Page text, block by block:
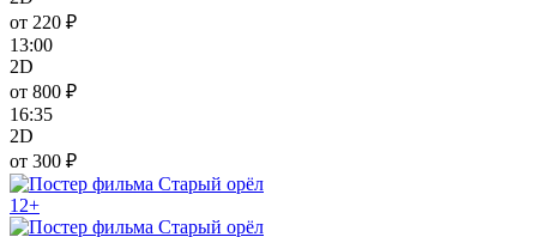
от 220 ₽
13:00
2D
от 800 ₽
16:35
2D
от 300 ₽
12+